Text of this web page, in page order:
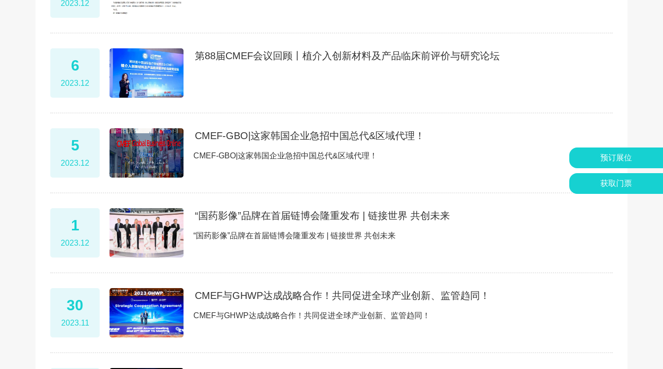
预订展位
获取门票
2023.12
6
2023.12
第88届CMEF会议回顾丨植介入创新材料及产品临床前评价与研究论坛
5
2023.12
CMEF-GBO|这家韩国企业急招中国总代&区域代理！
CMEF-GBO|这家韩国企业急招中国总代&区域代理！
1
2023.12
“国药影像”品牌在首届链博会隆重发布 | 链接世界 共创未来
“国药影像”品牌在首届链博会隆重发布 | 链接世界 共创未来
30
2023.11
CMEF与GHWP达成战略合作！共同促进全球产业创新、监管趋同！
CMEF与GHWP达成战略合作！共同促进全球产业创新、监管趋同！